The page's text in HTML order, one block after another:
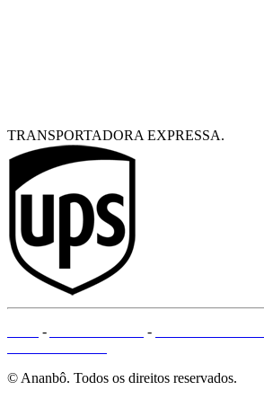
TRANSPORTADORA EXPRESSA.
- -
© Ananbô. Todos os direitos reservados.